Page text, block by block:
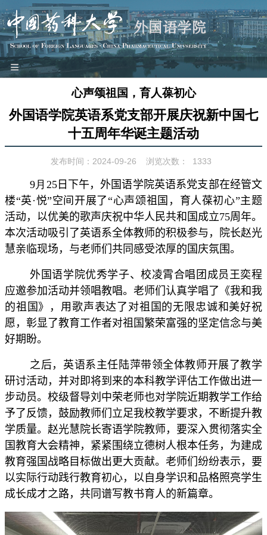
≡
本院概况
教学科研
党建工作
团学园地
工会之家
对外交流
特色品牌
关工委
English
心声颂祖国，育人葆初心
外国语学院英语系党支部开展庆祝新中国七
十五周年华诞主题活动
发布时间：2024-09-26 浏览次数： 1333
9月 25日下午，外国语学院英语系党支部在经管文
楼“英 ·悦”空间 开展了“心声颂祖国，育人葆初心”主题
活动 ，以优美的歌声庆祝中华人民共和国成立75周年。
本次活动吸引了英语系全体教师的积极参与，院长赵光
慧亲临现场， 与老师们 共同感受浓厚的 国庆氛围。
外国语学院优秀学子、校凌霄合唱团成员王奕程
应邀参加活动并领唱教唱。 老师们 认真学唱了《我和我
的祖国》
， 用歌声表达了对祖国的无限忠诚和美好祝
愿，彰显了教育工作者对祖国繁荣富强的坚定信念与美
好期盼。
之后，英语系主任陆萍带领全体教师开展了教学
研讨活动，并对即将到来的本科教学评估工作做出进一
步动员。 校级督导刘 中荣老师也对学院近期教学工作给
予 了反馈， 鼓励教师们 立足我校教学要求， 不断提升教
学质量。 赵光慧院长寄语学院教师 ， 要深入贯彻落实全
国教育大会精神 ，紧紧围绕立德树人根本任务， 为建成
教育强国战略目标做出更大贡献。老师们纷纷表示， 要
以实际行动践行教育初心， 以自身学识和品格照亮学生
成长成才之路，共同谱写教书育人的新篇章。